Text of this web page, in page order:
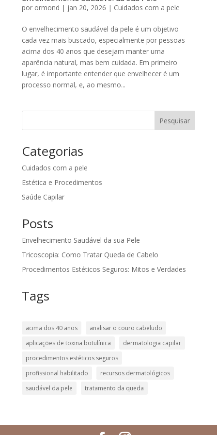
por ormond | jan 20, 2026 | Cuidados com a pele
O envelhecimento saudável da pele é um objetivo
cada vez mais buscado, especialmente por pessoas
acima dos 40 anos que desejam manter uma
aparência natural, mas bem cuidada. Em primeiro
lugar, é importante entender que envelhecer é um
processo normal, e, ao mesmo...
Pesquisar
Categorias
Cuidados com a pele
Estética e Procedimentos
Saúde Capilar
Posts
Envelhecimento Saudável da sua Pele
Tricoscopia: Como Tratar Queda de Cabelo
Procedimentos Estéticos Seguros: Mitos e Verdades
Tags
acima dos 40 anos
analisar o couro cabeludo
aplicações de toxina botulínica
dermatologia capilar
procedimentos estéticos seguros
profissional habilitado
recursos dermatológicos
saudável da pele
tratamento da queda